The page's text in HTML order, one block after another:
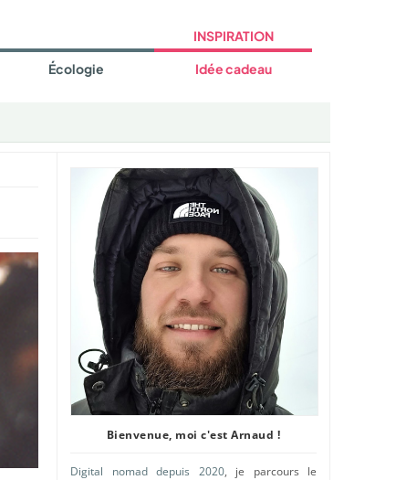
Écologie
INSPIRATION
Idée cadeau
Bienvenue, moi c'est Arnaud !
Digital nomad depuis 2020, je parcours le